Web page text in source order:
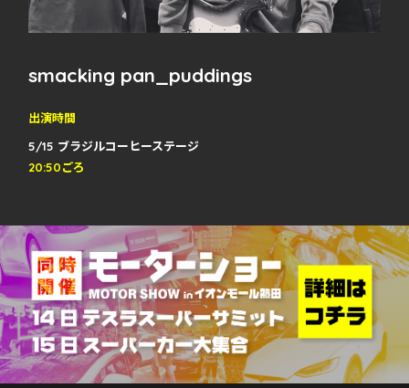
smacking pan_puddings
出演時間
5/15 ブラジルコーヒーステージ
20:50ごろ